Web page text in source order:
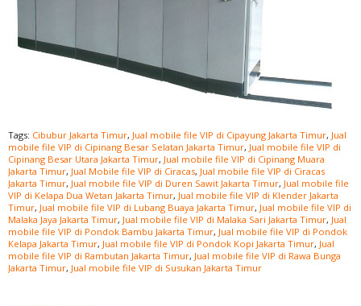
Tags: Cibubur Jakarta Timur, Jual mobile file VIP di Cipayung Jakarta Timur, Jual
mobile file VIP di Cipinang Besar Selatan Jakarta Timur, Jual mobile file VIP di
Cipinang Besar Utara Jakarta Timur, Jual mobile file VIP di Cipinang Muara
Jakarta Timur, Jual Mobile file VIP di Ciracas, Jual mobile file VIP di Ciracas
Jakarta Timur, Jual mobile file VIP di Duren Sawit Jakarta Timur, Jual mobile file
VIP di Kelapa Dua Wetan Jakarta Timur, Jual mobile file VIP di Klender Jakarta
Timur, Jual mobile file VIP di Lubang Buaya Jakarta Timur, Jual mobile file VIP di
Malaka Jaya Jakarta Timur, Jual mobile file VIP di Malaka Sari Jakarta Timur, Jual
mobile file VIP di Pondok Bambu Jakarta Timur, Jual mobile file VIP di Pondok
Kelapa Jakarta Timur, Jual mobile file VIP di Pondok Kopi Jakarta Timur, Jual
mobile file VIP di Rambutan Jakarta Timur, Jual mobile file VIP di Rawa Bunga
Jakarta Timur, Jual mobile file VIP di Susukan Jakarta Timur